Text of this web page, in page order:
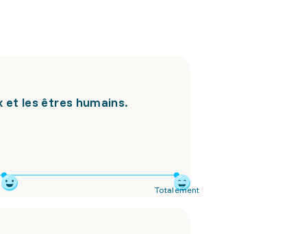
et les êtres humains.
Totalement